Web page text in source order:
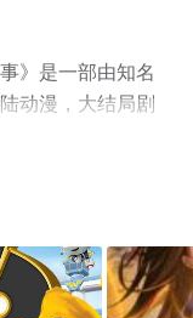
》是一部由知名
动漫，大结局剧
清无删减完整版